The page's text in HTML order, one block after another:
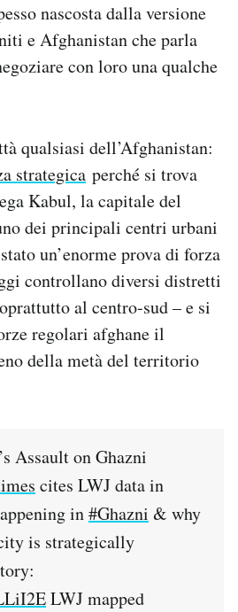
nascosta dalla versione
e Afghanistan che parla
con loro una qualche
qualsiasi dell’Afghanistan:
strategica perché si trova
Kabul, la capitale del
dei principali centri urbani
un’enorme prova di forza
controllano diversi distretti
al centro-sud – e si
regolari afghane il
della metà del territorio
Assault on Ghazni
cites LWJ data in
in#Ghazni & why
is strategically
LWJ mapped